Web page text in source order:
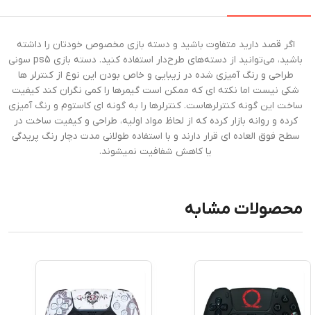
اگر قصد دارید متفاوت باشید و دسته بازی مخصوص خودتان را داشته
باشید، می‌توانید از دسته‌های طرح‌دار استفاده کنید. دسته بازی ps5 سونی
طراحی و رنگ آمیزی شده در زیبایی و خاص بودن این نوع از کنترلر ها
شکی نیست اما نکته ای که ممکن است گیمرها را کمی نگران کند کیفیت
ساخت این گونه کنترلرهاست. کنترلرها را به گونه ای کاستوم و رنگ آمیزی
کرده و روانه بازار کرده که از لحاظ مواد اولیه، طراحی و کیفیت ساخت در
سطح فوق العاده ای قرار دارند و با استفاده طولانی مدت دچار رنگ پریدگی
یا کاهش شفافیت نمیشوند.
محصولات مشابه